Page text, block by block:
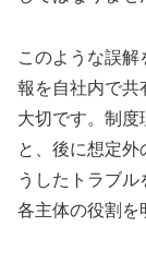
このような誤
報を自社内で共
大切です。制度
と、後に想定
うしたトラブ
各主体の役割を